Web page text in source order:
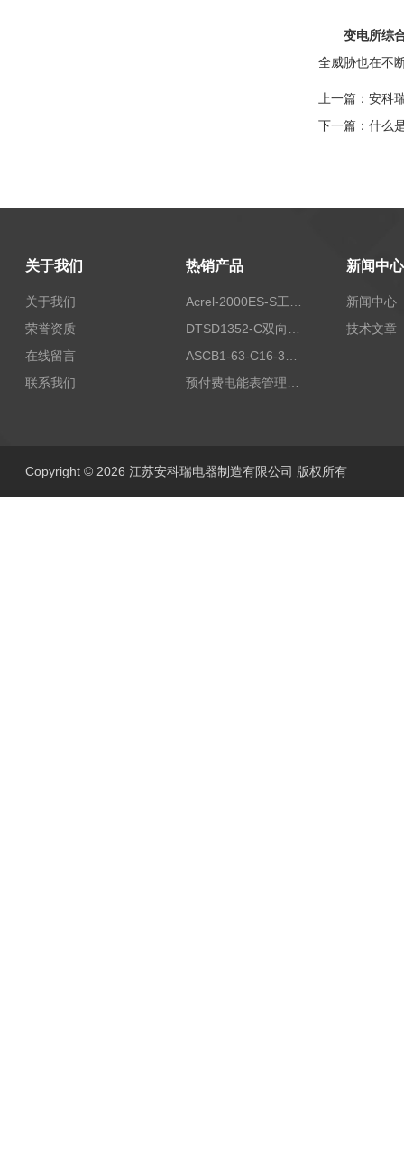
变电所综
全威胁也在不
上一篇： 安科
下一篇： 什么
关于我们
关于我们
荣誉资质
在线留言
联系我们
热销产品 新闻中心
新闻中心
技术文章
Copyright © 2026 江苏安科瑞电器制造有限公司 版权所有